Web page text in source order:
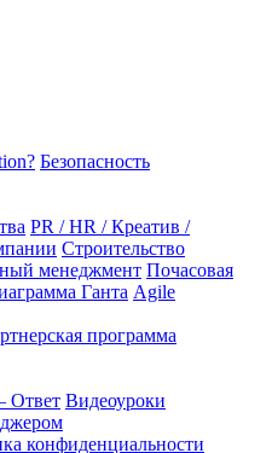
Безопасность
PR / HR / Креатив /
Строительство
менеджмент Почасовая
Ганта Agile
программа
Ответ Видеоуроки
конфиденциальности